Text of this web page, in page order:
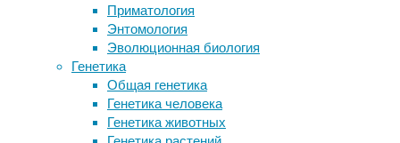
Приматология
Энтомология
Эволюционная биология
Генетика
Общая генетика
Генетика человека
Генетика животных
обучается
новым
быстрее,